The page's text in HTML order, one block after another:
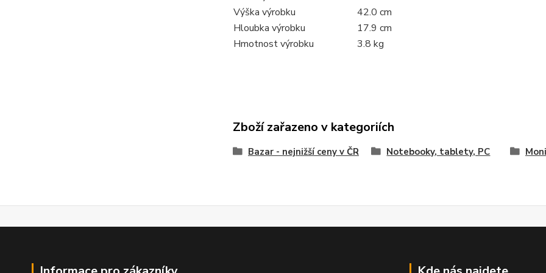
Výška výrobku
42.0 cm
Hloubka výrobku
17.9 cm
Hmotnost výrobku
3.8 kg
Zboží zařazeno v kategoriích
Bazar - nejnižší ceny v ČR Notebooky, tablety, PC